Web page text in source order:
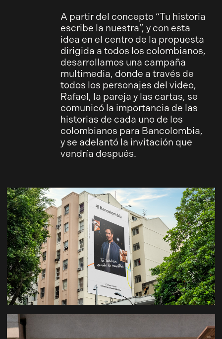
A partir del concepto “Tu historia
escribe la nuestra”, y con esta
idea en el centro de la propuesta
dirigida a todos los colombianos,
desarrollamos una campaña
multimedia, donde a través de
todos los personajes del video,
Rafael, la pareja y las cartas, se
comunicó la importancia de las
historias de cada uno de los
colombianos para Bancolombia,
y se adelantó la invitación que
vendría después.